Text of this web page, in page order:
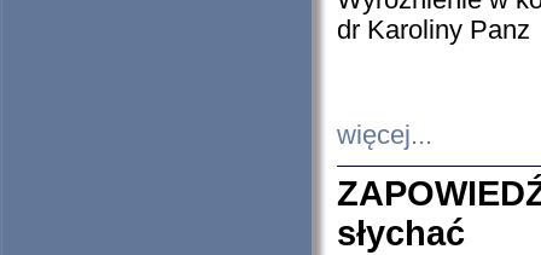
dr Karoliny Panz
więcej...
słychać